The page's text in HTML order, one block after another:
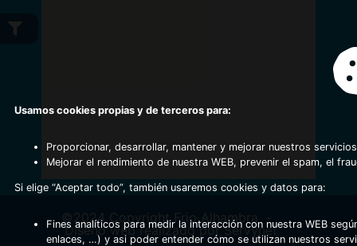
©2024 Copyright Frio Alhambra
Diseño web realizado por Servynet
Usamos cookies propias y de terceros para:
Proporcionar, desarrollar, mantener y mejorar nuestros
Mejorar el rendimiento de nuestra WEB, prevenir el spam, el
Si elige “Aceptar todo”, también usaremos cookies y datos para:
Fines analíticos para medir la interacción con nuestra WEB
enlaces, …) y asi poder entender cómo se utilizan nuestros